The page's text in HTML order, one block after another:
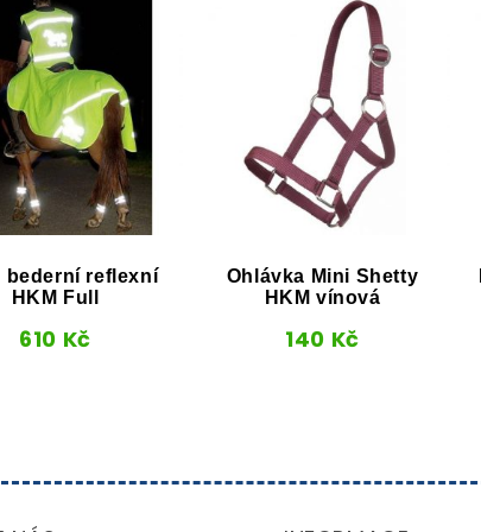
bederní reflexní
HKM Full
610 Kč
Ohlávka Mini Shetty
HKM vínová
140 Kč